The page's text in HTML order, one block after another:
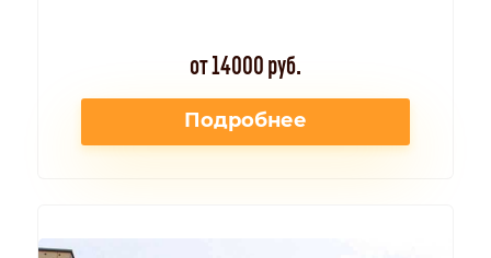
от 14000 руб.
Подробнее